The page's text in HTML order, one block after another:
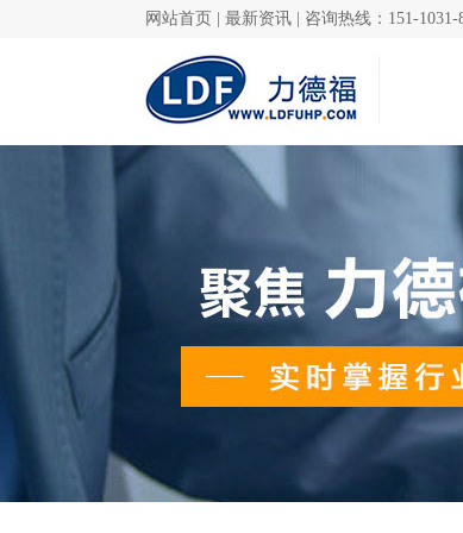
网站首页 最新资讯 咨询热线：151-1031-